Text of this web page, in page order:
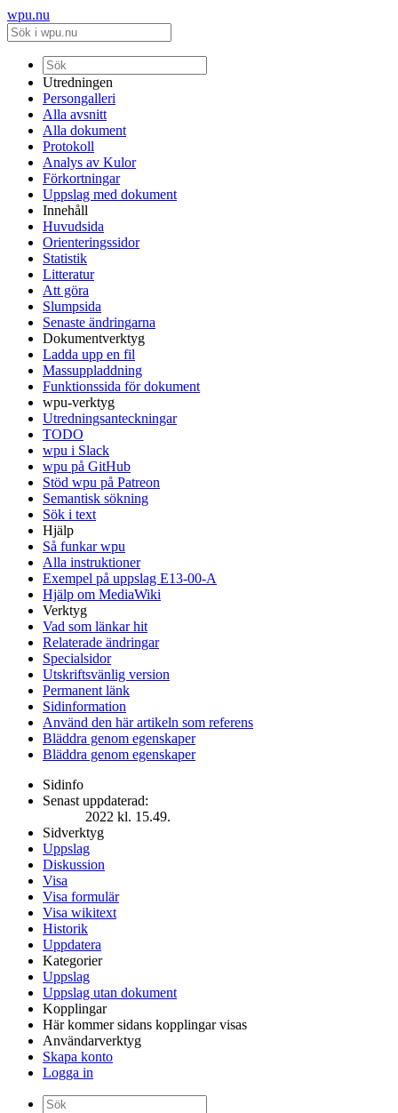
wpu.nu
Utredningen
Persongalleri
Alla avsnitt
Alla dokument
Protokoll
Analys av Kulor
Förkortningar
Uppslag med dokument
Innehåll
Huvudsida
Orienteringssidor
Statistik
Litteratur
Att göra
Slumpsida
Senaste ändringarna
Dokumentverktyg
Ladda upp en fil
Massuppladdning
Funktionssida för dokument
wpu-verktyg
Utredningsanteckningar
TODO
wpu i Slack
wpu på GitHub
Stöd wpu på Patreon
Semantisk sökning
Sök i text
Hjälp
Så funkar wpu
Alla instruktioner
Exempel på uppslag E13-00-A
Hjälp om MediaWiki
Verktyg
Vad som länkar hit
Relaterade ändringar
Specialsidor
Utskriftsvänlig version
Permanent länk
Sidinformation
Använd den här artikeln som referens
Bläddra genom egenskaper
Bläddra genom egenskaper
Sidinfo
Senast uppdaterad:
2022 kl. 15.49.
Sidverktyg
Uppslag
Diskussion
Visa
Visa formulär
Visa wikitext
Historik
Uppdatera
Kategorier
Uppslag
Uppslag utan dokument
Kopplingar
Här kommer sidans kopplingar visas
Användarverktyg
Skapa konto
Logga in